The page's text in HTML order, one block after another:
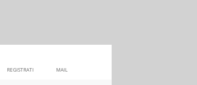
MAIL
REGISTRATI